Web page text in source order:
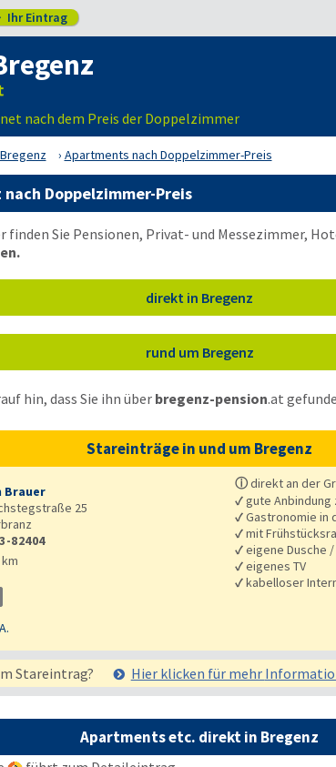
Ihr Eintrag
nach dem Preis der Doppelzimmer
Bregenz Apartments nach Doppelzimmer-Preis
Doppelzimmer-Preis
finden Sie Pensionen, Privat- und Messezimmer,
direkt in Bregenz
rund um Bregenz
hin, dass Sie ihn über bregenz-pension.at
Stareinträge in und um Bregenz
Brauer
25
82404
ⓘdirekt an der
✓gute Anbindung
✓Gastronomie in
✓mit
✓eigene Dusche /
✓eigenes TV
✓kabelloser
Stareintrag? Hier klicken für mehr
Apartments etc. direkt in Bregenz